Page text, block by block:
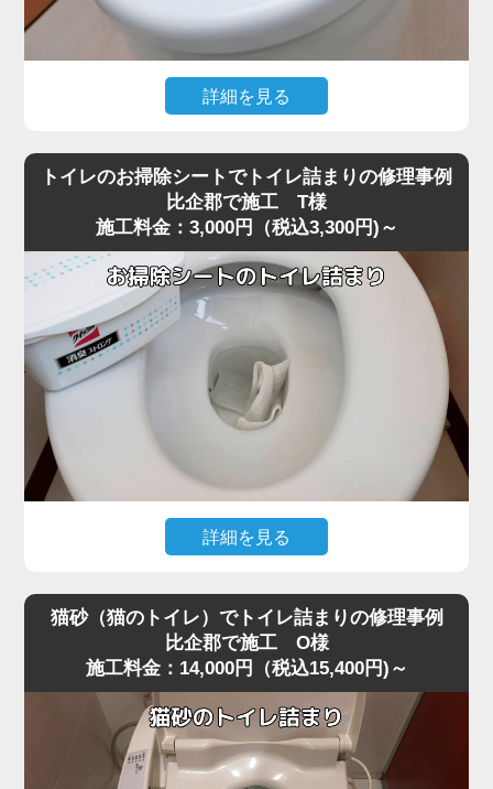
詳細を見る
下がらなくなり、トイレが全く使えなくなったというご相
現場に到着して状況を確認すると、便器の奥でペーパーが
大きな塊になっており、ラバーカップでは全く動かないほ
ど強く噛み込んでいる状態でした。
最近の節水型トイレは水量が少ないため、比企郡周辺でも
大量のトイレットペーパーがS字カーブの奥で団子状に固
まり、手前には見えない位置で完全に閉塞を起こすケース
が増えています。
こうした奥の詰まりは家庭用の道具では届かず、無理に押
すと内部でさらに強く詰まってしまうことがあります。
今回は業務用の高圧ポンプを使用し、詰まりの核心部分へ
圧力を段階的にかける方法で作業を行いました。
急激に圧力を加えると便器に負担がかかるため、内部の抵
抗を確認しながら慎重に数回加圧。
押し流されて一気に通水が回復しました。
作業後は複数回の排水テストも行い、逆流・異音・水位の
異常がないことを確認し、安心して使用できる状態に復
旧。
最後に、再発防止策として「トイレットペーパーは2～3回
に分けて流す」「厚手ペーパーを大量に使わない」など正
しい使い方もお伝えしました。
トイレのお掃除シートでトイレ詰まりの修理事例
比企郡で施工 T様
施工料金：3,000円（税込3,300円)～
詳細を見る
水位が上がったまま下がらなくなり、トイレが完全に詰ま
ってしまったというご相談がありました。
現場を確認すると、便器の奥でシートがしっかりと引っ掛
かり、手前の見える部分ではなくS字奥で固く詰まってい
る状態でした。
最近は「流せる」と書かれたお掃除シートが普及していま
すが、実際にはトイレットペーパーほど水に溶けにくく、
猫砂（猫のトイレ）でトイレ詰まりの修理事例
比企郡で施工 O様
施工料金：14,000円（税込15,400円)～